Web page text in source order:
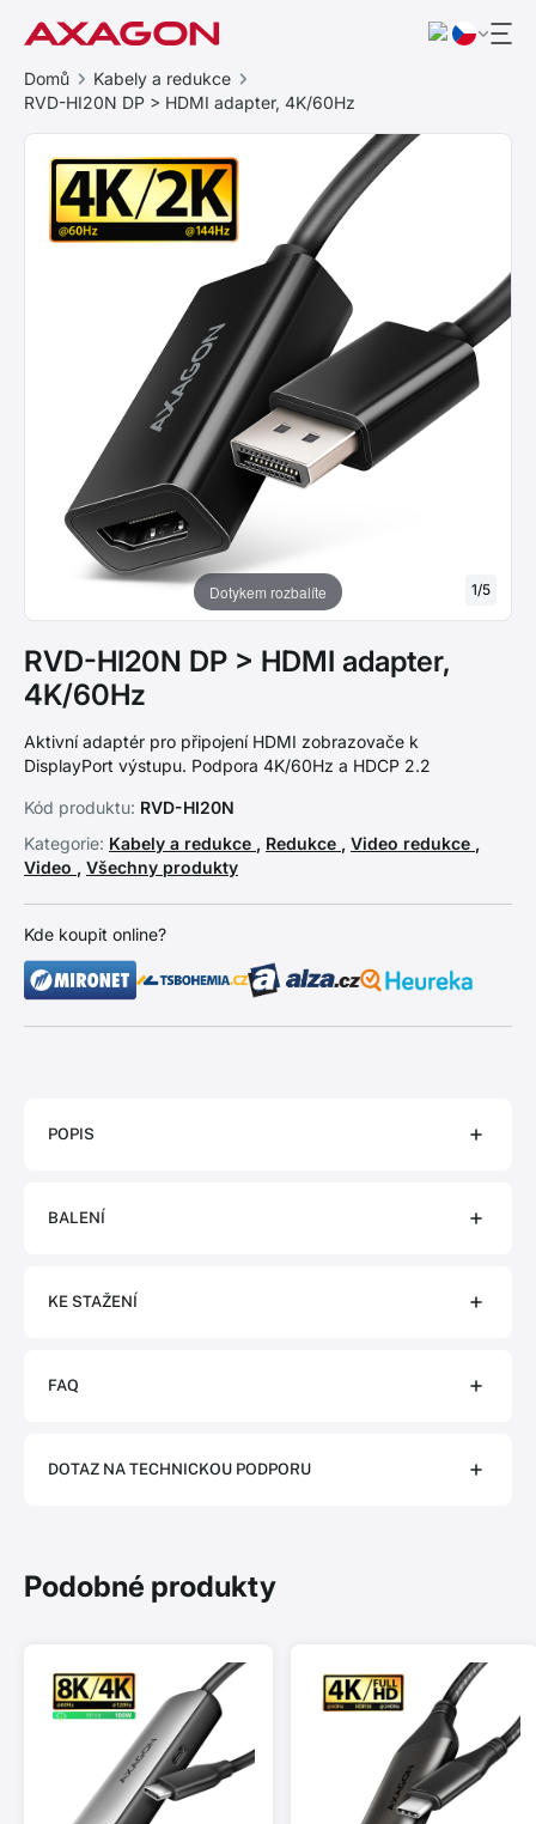
Domů
Kabely a redukce
RVD-HI20N DP > HDMI adapter, 4K/60Hz
Dotykem rozbalíte 1/5
RVD-HI20N DP > HDMI adapter,
4K/60Hz
Aktivní adaptér pro připojení HDMI zobrazovače k
DisplayPort výstupu. Podpora 4K/60Hz a HDCP 2.2
Kód produktu: RVD-HI20N
Kategorie: Kabely a redukce , Redukce , Video redukce ,
Video , Všechny produkty
Kde koupit online?
POPIS
BALENÍ
KE STAŽENÍ
FAQ
DOTAZ NA TECHNICKOU PODPORU
Podobné produkty